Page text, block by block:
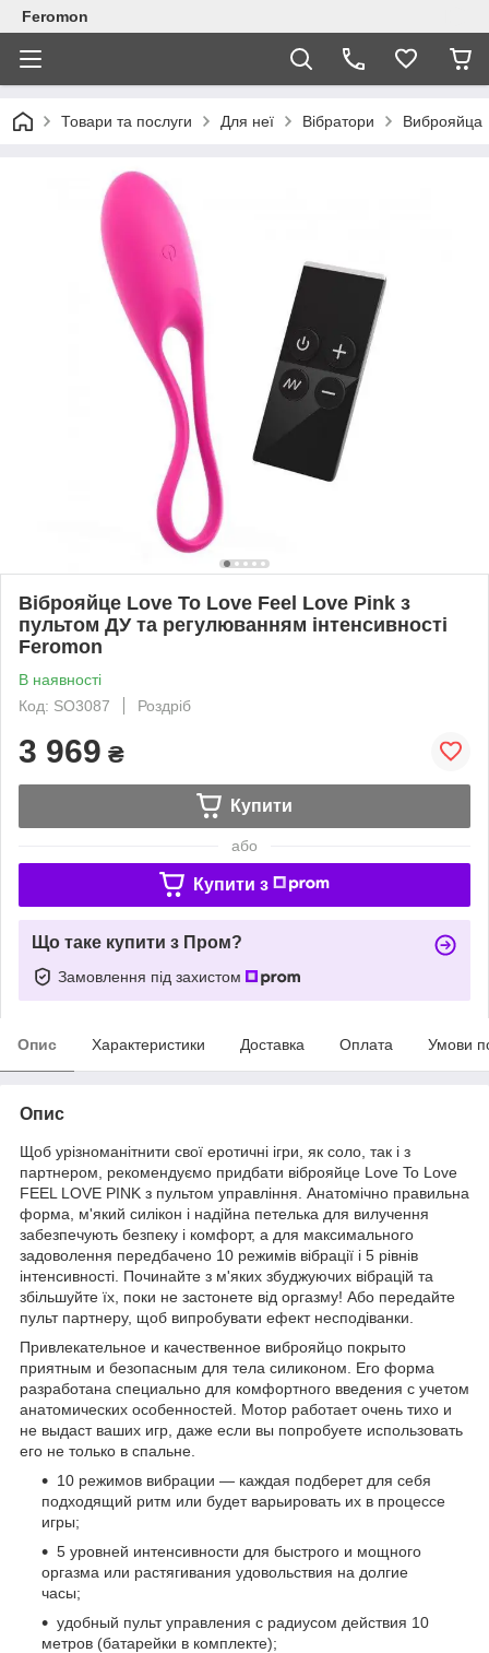
Feromon
Товари та послуги Для неї Вібратори Виброяйца
Віброяйце Love To Love Feel Love Pink з
пультом ДУ та регулюванням інтенсивності
Feromon
В наявності
Код: SO3087
Роздріб
3 969 ₴
Купити
або
Купити з
Що таке купити з Пром?
Замовлення під захистом
Опис Характеристики Доставка Оплата Умови
Опис
Щоб урізноманітнити свої еротичні ігри, як соло, так і з
партнером, рекомендуємо придбати віброяйце Love To Love
FEEL LOVE PINK з пультом управління. Анатомічно правильна
форма, м'який силікон і надійна петелька для вилучення
забезпечують безпеку і комфорт, а для максимального
задоволення передбачено 10 режимів вібрації і 5 рівнів
інтенсивності. Починайте з м'яких збуджуючих вібрацій та
збільшуйте їх, поки не застонете від оргазму! Або передайте
пульт партнеру, щоб випробувати ефект несподіванки.
Привлекательное и качественное виброяйцо покрыто
приятным и безопасным для тела силиконом. Его форма
разработана специально для комфортного введения с учетом
анатомических особенностей. Мотор работает очень тихо и
не выдаст ваших игр, даже если вы попробуете использовать
его не только в спальне.
10 режимов вибрации — каждая подберет для себя
подходящий ритм или будет варьировать их в процессе
игры;
5 уровней интенсивности для быстрого и мощного
оргазма или растягивания удовольствия на долгие
часы;
удобный пульт управления с радиусом действия 10
метров (батарейки в комплекте);